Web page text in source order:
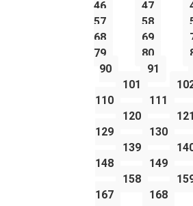
46
47
57
58
68
69
79
80
90
91
101
110
111
120
121
129
130
139
148
149
158
167
168